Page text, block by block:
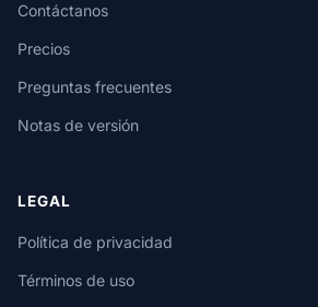
Contáctanos
Precios
Preguntas frecuentes
Notas de versión
LEGAL
Política de privacidad
Términos de uso